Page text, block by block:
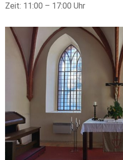
Zeit: 11:00 – 17:00 Uhr